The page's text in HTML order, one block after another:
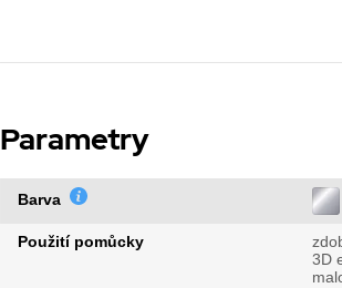
Parametry
Barva
Použití pomůcky
3D